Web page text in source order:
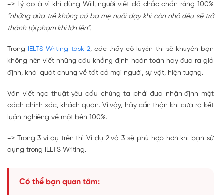
=> Lý do là vì khi dùng Will, người viết đã chắc chắn rằng 100%
“những đứa trẻ không có ba mẹ nuôi dạy khi còn nhỏ đều sẽ trở
thành tội phạm khi lớn lên”.
Trong IELTS Writing task 2, các thầy cô luyện thi sẽ khuyên bạn
không nên viết những câu khẳng định hoàn toàn hay đưa ra giả
định, khái quát chung về tất cả mọi người, sự vật, hiện tượng.
Văn viết học thuật yêu cầu chúng ta phải đưa nhận định một
cách chính xác, khách quan. Vì vậy, hãy cẩn thận khi đưa ra kết
luận nghiêng về một bên 100%.
=> Trong 3 ví dụ trên thì Ví dụ 2 và 3 sẽ phù hợp hơn khi bạn sử
dụng trong IELTS Writing.
Có thể bạn quan tâm: